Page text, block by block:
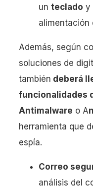
un teclado y
alimentación
Además, según
soluciones de
también deberá
funcionalidades
Antimalware o A
herramienta que
espía.
Correo
análisis del